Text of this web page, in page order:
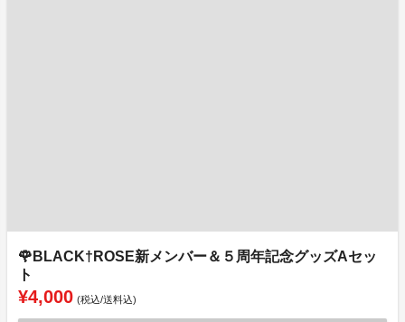
🌹BLACK†ROSE新メンバー＆５周年記念グッズAセッ
ト
¥4,000 (税込/送料込)